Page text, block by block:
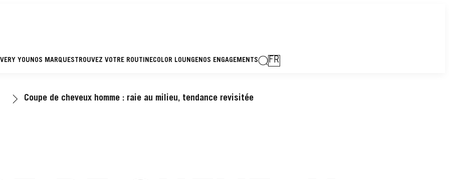
YOUNOS MARQUES TROUVEZ VOTRE ROUTINECOLOR LOUNGENOS ENGAGEMENTS FR
Coupe de cheveux homme : raie au milieu, tendance revisitée